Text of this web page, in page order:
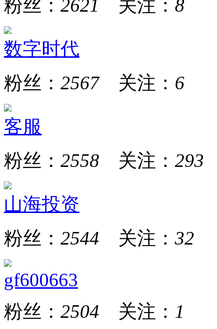
粉丝： 2621 关注： 8
数字时代
粉丝： 2567关注： 6
客服
粉丝： 2558 关注： 293
山海投资
粉丝： 2544 关注： 32
gf600663
粉丝： 2504 关注： 1